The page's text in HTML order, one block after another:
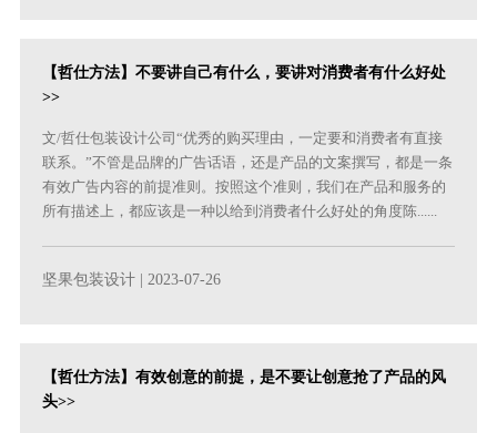
【哲仕方法】不要讲自己有什么，要讲对消费者有什么好处
>>
文/哲仕包装设计公司“优秀的购买理由，一定要和消费者有直接
联系。”不管是品牌的广告话语，还是产品的文案撰写，都是一条
有效广告内容的前提准则。按照这个准则，我们在产品和服务的
所有描述上，都应该是一种以给到消费者什么好处的角度陈......
坚果包装设计 | 2023-07-26
【哲仕方法】有效创意的前提，是不要让创意抢了产品的风
头>>